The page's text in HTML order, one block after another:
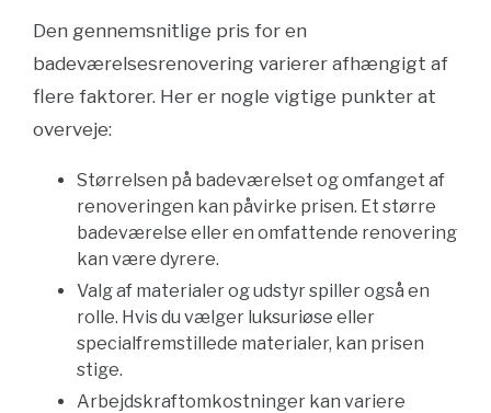
Den gennemsnitlige pris for en
badeværelsesrenovering varierer afhængigt af
flere faktorer. Her er nogle vigtige punkter at
overveje:
Størrelsen på badeværelset og omfanget af
renoveringen kan påvirke prisen. Et større
badeværelse eller en omfattende renovering
kan være dyrere.
Valg af materialer og udstyr spiller også en
rolle. Hvis du vælger luksuriøse eller
specialfremstillede materialer, kan prisen
stige.
Arbejdskraftomkostninger kan variere